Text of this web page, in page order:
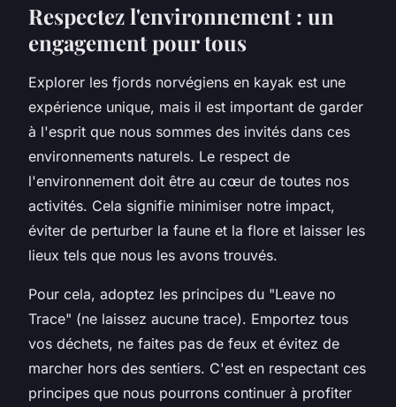
Respectez l'environnement : un
engagement pour tous
Explorer les fjords norvégiens en kayak est une
expérience unique, mais il est important de garder
à l'esprit que nous sommes des invités dans ces
environnements naturels. Le respect de
l'environnement doit être au cœur de toutes nos
activités. Cela signifie minimiser notre impact,
éviter de perturber la faune et la flore et laisser les
lieux tels que nous les avons trouvés.
Pour cela, adoptez les principes du "Leave no
Trace" (ne laissez aucune trace). Emportez tous
vos déchets, ne faites pas de feux et évitez de
marcher hors des sentiers. C'est en respectant ces
principes que nous pourrons continuer à profiter